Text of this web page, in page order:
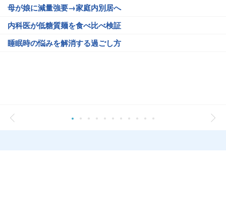
母が娘に減量強要→家庭内別居へ
内科医が低糖質麺を食べ比べ検証
睡眠時の悩みを解消する過ごし方